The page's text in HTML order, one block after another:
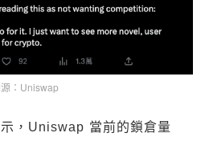
：Uniswap
，Uniswap 當前的鎖倉量